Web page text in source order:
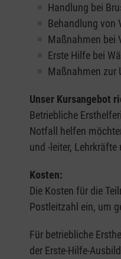
Handlung bei
Behandlung von
Maßnahmen bei
Erste Hilfe bei
Maßnahmen zur
Unser Kursangebot
Betriebliche
Notfall helfen
und -leiter,
Kosten:
Die Kosten für die
Postleitzahl ein, um
Für betriebliche
der Erste-Hilfe-